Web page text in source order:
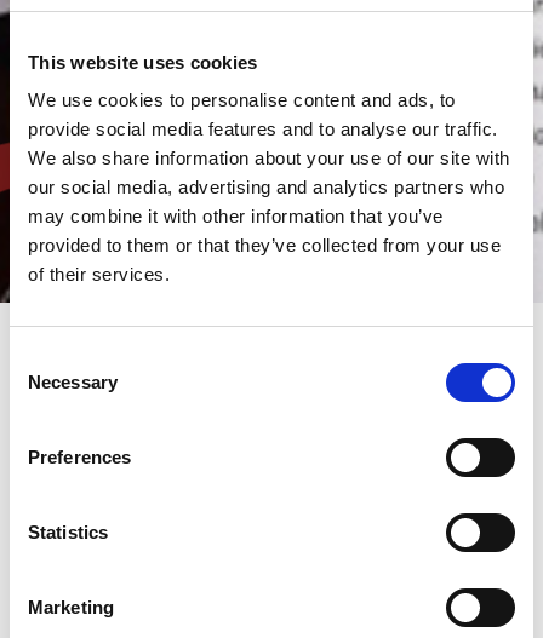
This website uses cookies
We use cookies to personalise content and ads, to
provide social media features and to analyse our traffic.
We also share information about your use of our site with
our social media, advertising and analytics partners who
may combine it with other information that you’ve
provided to them or that they’ve collected from your use
of their services.
Selection
Necessary
Preferences
Statistics
Marketing
AMADA UK Group Journal -
vores region, fra de små opstartsvirksomheder til de store
internationale virksomheder vi yder support til.